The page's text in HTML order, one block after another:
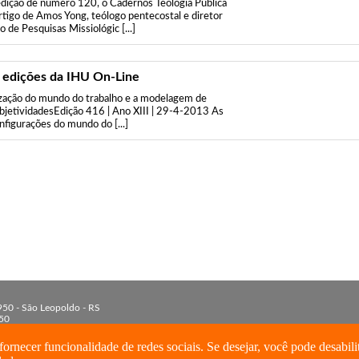
de número 120, o Cadernos Teologia Pública
de Amos Yong, teólogo pentecostal e diretor
de Pesquisas Missiológic [...]
da IHU On-Line
do mundo do trabalho e a modelagem de
416 | Ano XIII | 29-4-2013 As
do mundo do [...]
- São Leopoldo - RS
- IHU - Todos direitos reservados
funcionalidade de redes sociais. Se desejar, você pode